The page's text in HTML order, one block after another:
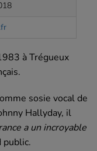
à Trégueux
sosie vocal de
Hallyday, il
a un incroyable